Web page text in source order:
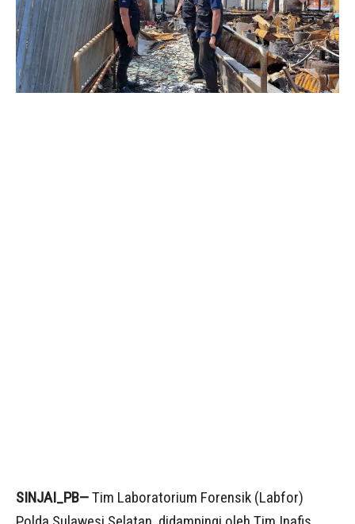
SINJAI_PB—Tim Laboratorium Forensik (Labfor)